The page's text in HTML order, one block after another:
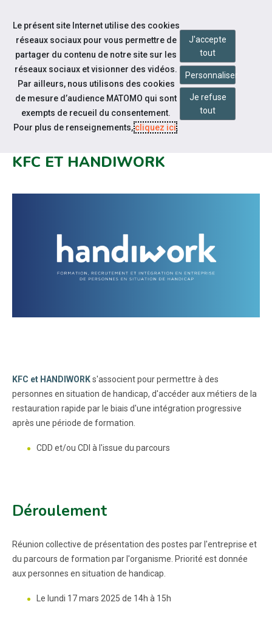
Aller au contenu
Notre actualité
RECRUTEMENT ET FORMATION
KFC ET HANDIWORK
KFC et HANDIWORKs'associent pour permettre à des
personnes en situation de handicap, d'accéder aux métiers de la
restauration rapide par le biais d'une intégration progressive
après une période de formation.
CDD et/ou CDI à l'issue du parcours
Déroulement
Réunion collective de présentation des postes par l'entreprise et
du parcours de formation par l'organisme. Priorité est donnée
aux personnes en situation de handicap.
Le lundi 17 mars 2025 de 14h à 15h
Le présent site Internet utilise des cookies
réseaux sociaux pour vous permettre de
partager du contenu de notre site sur les
réseaux sociaux et visionner des vidéos.
Par ailleurs, nous utilisons des cookies
de mesure d’audience MATOMO qui sont
exempts de recueil du consentement.
Pour plus de renseignements,cliquez ici.
J'accepte
tout
Personnaliser
Je refuse
tout